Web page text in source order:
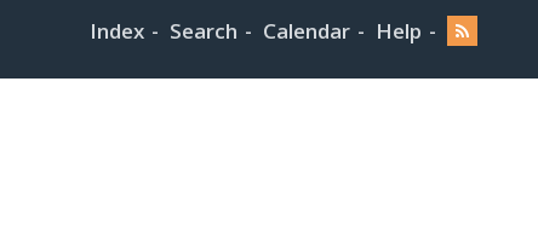
Index Search Calendar Help